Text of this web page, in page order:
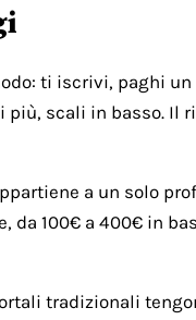
ti iscrivi, paghi
scali in basso.
a un solo
100€ a 400€ in
tradizionali